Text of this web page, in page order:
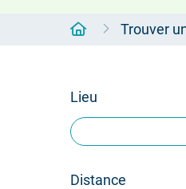
Accueil
Trouver
Lieu
Distance